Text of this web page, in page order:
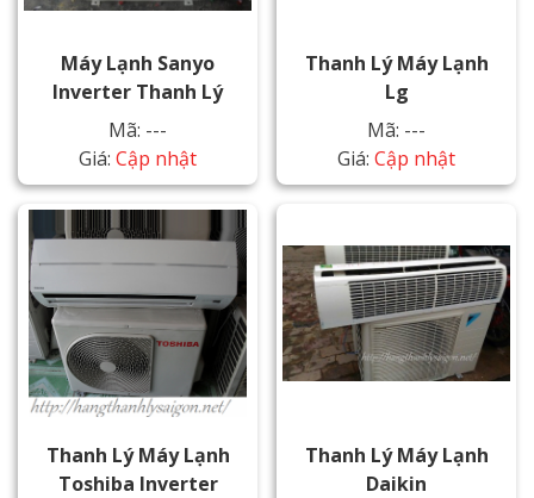
Máy Lạnh Sanyo
Inverter Thanh Lý
Mã: ---
Giá: Cập nhật
Thanh Lý Máy Lạnh
Lg
Mã: ---
Giá: Cập nhật
Thanh Lý Máy Lạnh
Toshiba Inverter
Thanh Lý Máy Lạnh
Daikin